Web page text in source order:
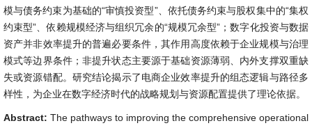
模与债务约束为基础的“审慎投资型”、依托债务约束与股权集中的“集权
约束型”、依赖规模经济与组织冗余的“规模冗余型”；数字化投资与数据
资产并非效率提升的普遍必要条件，其作用高度依赖于企业规模与治理
模式等边界条件；非提升状态主要源于基础资源薄弱、内外支撑双重缺
失或资源错配。研究结论揭示了电商企业效率提升的组态逻辑与路径多
样性，为企业在数字经济时代的战略规划与资源配置提供了理论依据。
Abstract: The pathways to improving the comprehensive operational